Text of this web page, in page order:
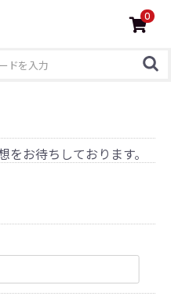
0
お待ちしております。